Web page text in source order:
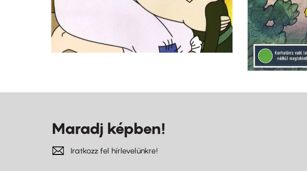
Maradj képben!
Iratkozz fel hírlevelünkre!